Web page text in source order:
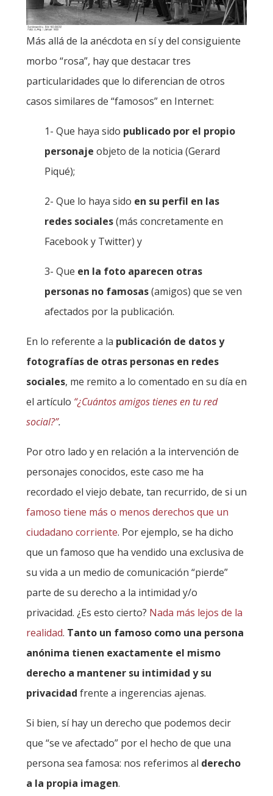
Más allá de la anécdota en sí y del consiguiente
morbo “rosa”, hay que destacar tres
particularidades que lo diferencian de otros
casos similares de “famosos” en Internet:
1- Que haya sido publicado por el propio
personaje objeto de la noticia (Gerard
Piqué);
2- Que lo haya sido en su perfil en las
redes sociales(más concretamente en
Facebook y Twitter) y
3- Que en la foto aparecen otras
personas no famosas(amigos) que se ven
afectados por la publicación.
En lo referente a la publicación de datos y
fotografías de otras personas en redes
sociales, me remito a lo comentado en su día en
el artículo “¿Cuántos amigos tienes en tu red
social?”.
Por otro lado y en relación a la intervención de
personajes conocidos, este caso me ha
recordado el viejo debate, tan recurrido, de si un
famoso tiene más o menos derechos que un
ciudadano corriente. Por ejemplo, se ha dicho
que un famoso que ha vendido una exclusiva de
su vida a un medio de comunicación “pierde”
parte de su derecho a la intimidad y/o
privacidad. ¿Es esto cierto? Nada más lejos de la
realidad. Tanto un famoso como una persona
anónima tienen exactamente el mismo
derecho a mantener su intimidad y su
privacidad frente a ingerencias ajenas.
Si bien, sí hay un derecho que podemos decir
que “se ve afectado” por el hecho de que una
persona sea famosa: nos referimos al derecho
a la propia imagen.